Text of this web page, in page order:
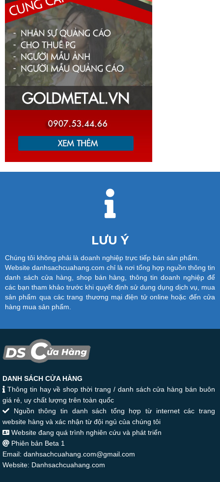
LƯU Ý
Chúng tôi không phải là doanh nghiệp trực tiếp bán sản phẩm.
Website danhsachcuahang.com chỉ là nơi tổng hợp nguồn thông tin
danh sách cửa hàng, shop bán hàng, thông tin doanh nghiệp để
các bạn tham khảo trước khi quyết định sử dung dụng dịch vụ, mua
sản phẩm qua các trang thương mại điện tử online hoặc đến cửa
hàng mua sản phẩm.
DANH SÁCH CỬA HÀNG
Thông tin hay về shop thời trang / danh sách cửa hàng bán buôn
giá rẻ, uy chất lượng trên toàn quốc
Nguồn thông tin danh sách tổng hợp từ internet các trang
website hàng và xác nhận từ đội ngủ của chúng tôi
Website đang quá trình nghiên cứu và phát triển
Phiên bản Beta 1
Email: danhsachcuahang.com@gmail.com
Website: Danhsachcuahang.com